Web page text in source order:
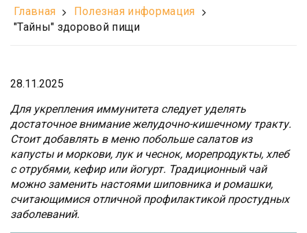
Главная
Полезная информация
"Тайны" здоровой пищи
28.11.2025
Для укрепления иммунитета следует уделять
достаточное внимание желудочно-кишечному тракту.
Стоит добавлять в меню побольше салатов из
капусты и моркови, лук и чеснок, морепродукты, хлеб
с отрубями, кефир или йогурт. Традиционный чай
можно заменить настоями шиповника и ромашки,
считающимися отличной профилактикой простудных
заболеваний.